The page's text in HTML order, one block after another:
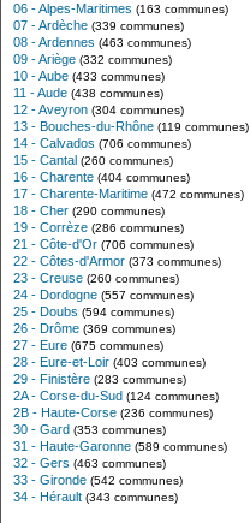
06 - Alpes-Maritimes (163 communes)
07 - Ardèche (339 communes)
08 - Ardennes (463 communes)
09 - Ariège (332 communes)
10 - Aube (433 communes)
11 - Aude (438 communes)
12 - Aveyron (304 communes)
13 - Bouches-du-Rhône (119 communes)
14 - Calvados (706 communes)
15 - Cantal (260 communes)
16 - Charente (404 communes)
17 - Charente-Maritime (472 communes)
18 - Cher (290 communes)
19 - Corrèze (286 communes)
21 - Côte-d'Or (706 communes)
22 - Côtes-d'Armor (373 communes)
23 - Creuse (260 communes)
24 - Dordogne (557 communes)
25 - Doubs (594 communes)
26 - Drôme (369 communes)
27 - Eure (675 communes)
28 - Eure-et-Loir (403 communes)
29 - Finistère (283 communes)
2A - Corse-du-Sud (124 communes)
2B - Haute-Corse (236 communes)
30 - Gard (353 communes)
31 - Haute-Garonne (589 communes)
32 - Gers (463 communes)
33 - Gironde (542 communes)
34 - Hérault (343 communes)